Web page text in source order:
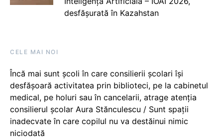
desfășurată în Kazahstan
CELE MAI NOI
Încă mai sunt școli în care consilierii școlari își
desfășoară activitatea prin biblioteci, pe la cabinetul
medical, pe holuri sau în cancelarii, atrage atenția
consilierul școlar Aura Stănculescu / Sunt spații
inadecvate în care copilul nu va destăinui nimic
niciodată